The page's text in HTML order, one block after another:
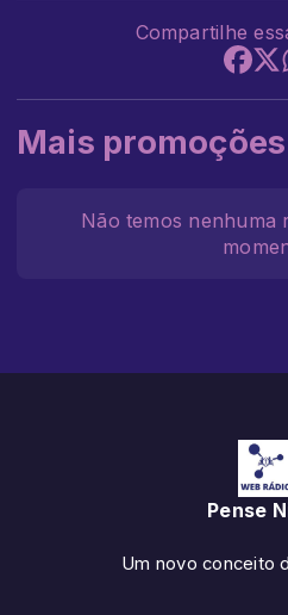
Compartilhe
Mais promoções
Não temos nenhuma
Pense
Um novo conceito